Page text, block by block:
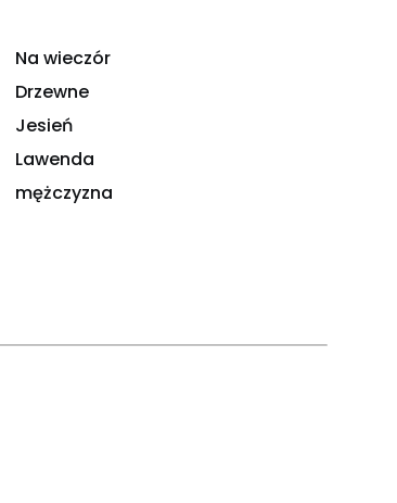
Na wieczór
Drzewne
Jesień
Lawenda
mężczyzna